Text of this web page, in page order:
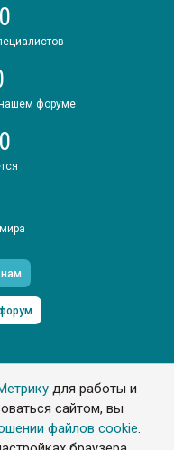
для работы и
сайтом, вы
файлов cookie.
форуме
защищены
сайта с обязательной